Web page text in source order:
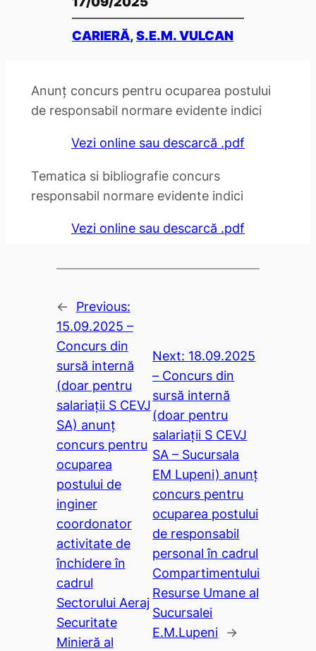
CARIERĂ, S.E.M. VULCAN
Anunț concurs pentru ocuparea postului
de responsabil normare evidente indici
Vezi online sau descarcă .pdf
Tematica si bibliografie concurs
responsabil normare evidente indici
Vezi online sau descarcă .pdf
←
Previous:
15.09.2025 –
Concurs din
sursă internă
(doar pentru
salariații S CEVJ
SA) anunț
concurs pentru
ocuparea
postului de
inginer
coordonator
activitate de
închidere în
cadrul
Sectorului Aeraj
Securitate
Minieră al
Next: 18.09.2025
– Concurs din
sursă internă
(doar pentru
salariații S CEVJ
SA – Sucursala
EM Lupeni) anunț
concurs pentru
ocuparea postului
de responsabil
personal în cadrul
Compartimentului
Resurse Umane al
Sucursalei
E.M.Lupeni →